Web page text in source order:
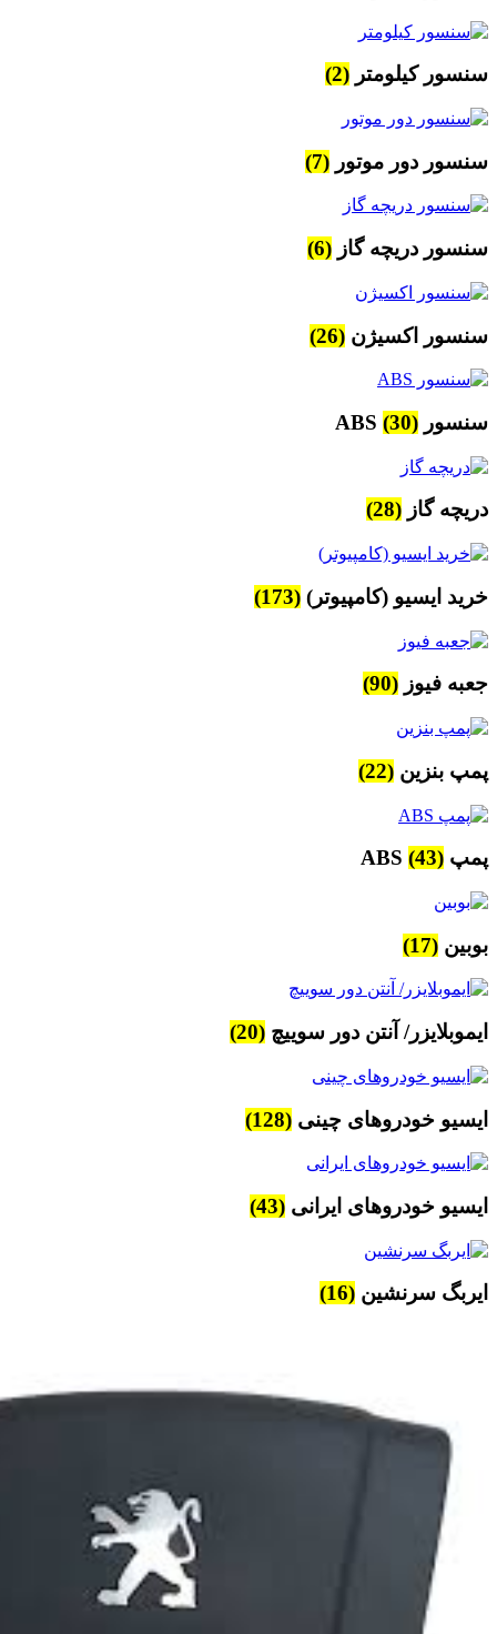
سنسور کیلومتر (2)
سنسور دور موتور (7)
سنسور دریچه گاز (6)
سنسور اکسیژن (26)
سنسور ABS (30)
دریچه گاز (28)
خرید ایسیو (کامپیوتر) (173)
جعبه فیوز (90)
پمپ بنزین (22)
پمپ ABS (43)
بوبین (17)
ایموبلایزر/ آنتن دور سوییچ (20)
ایسیو خودروهای چینی (128)
ایسیو خودروهای ایرانی (43)
ایربگ سرنشین (16)